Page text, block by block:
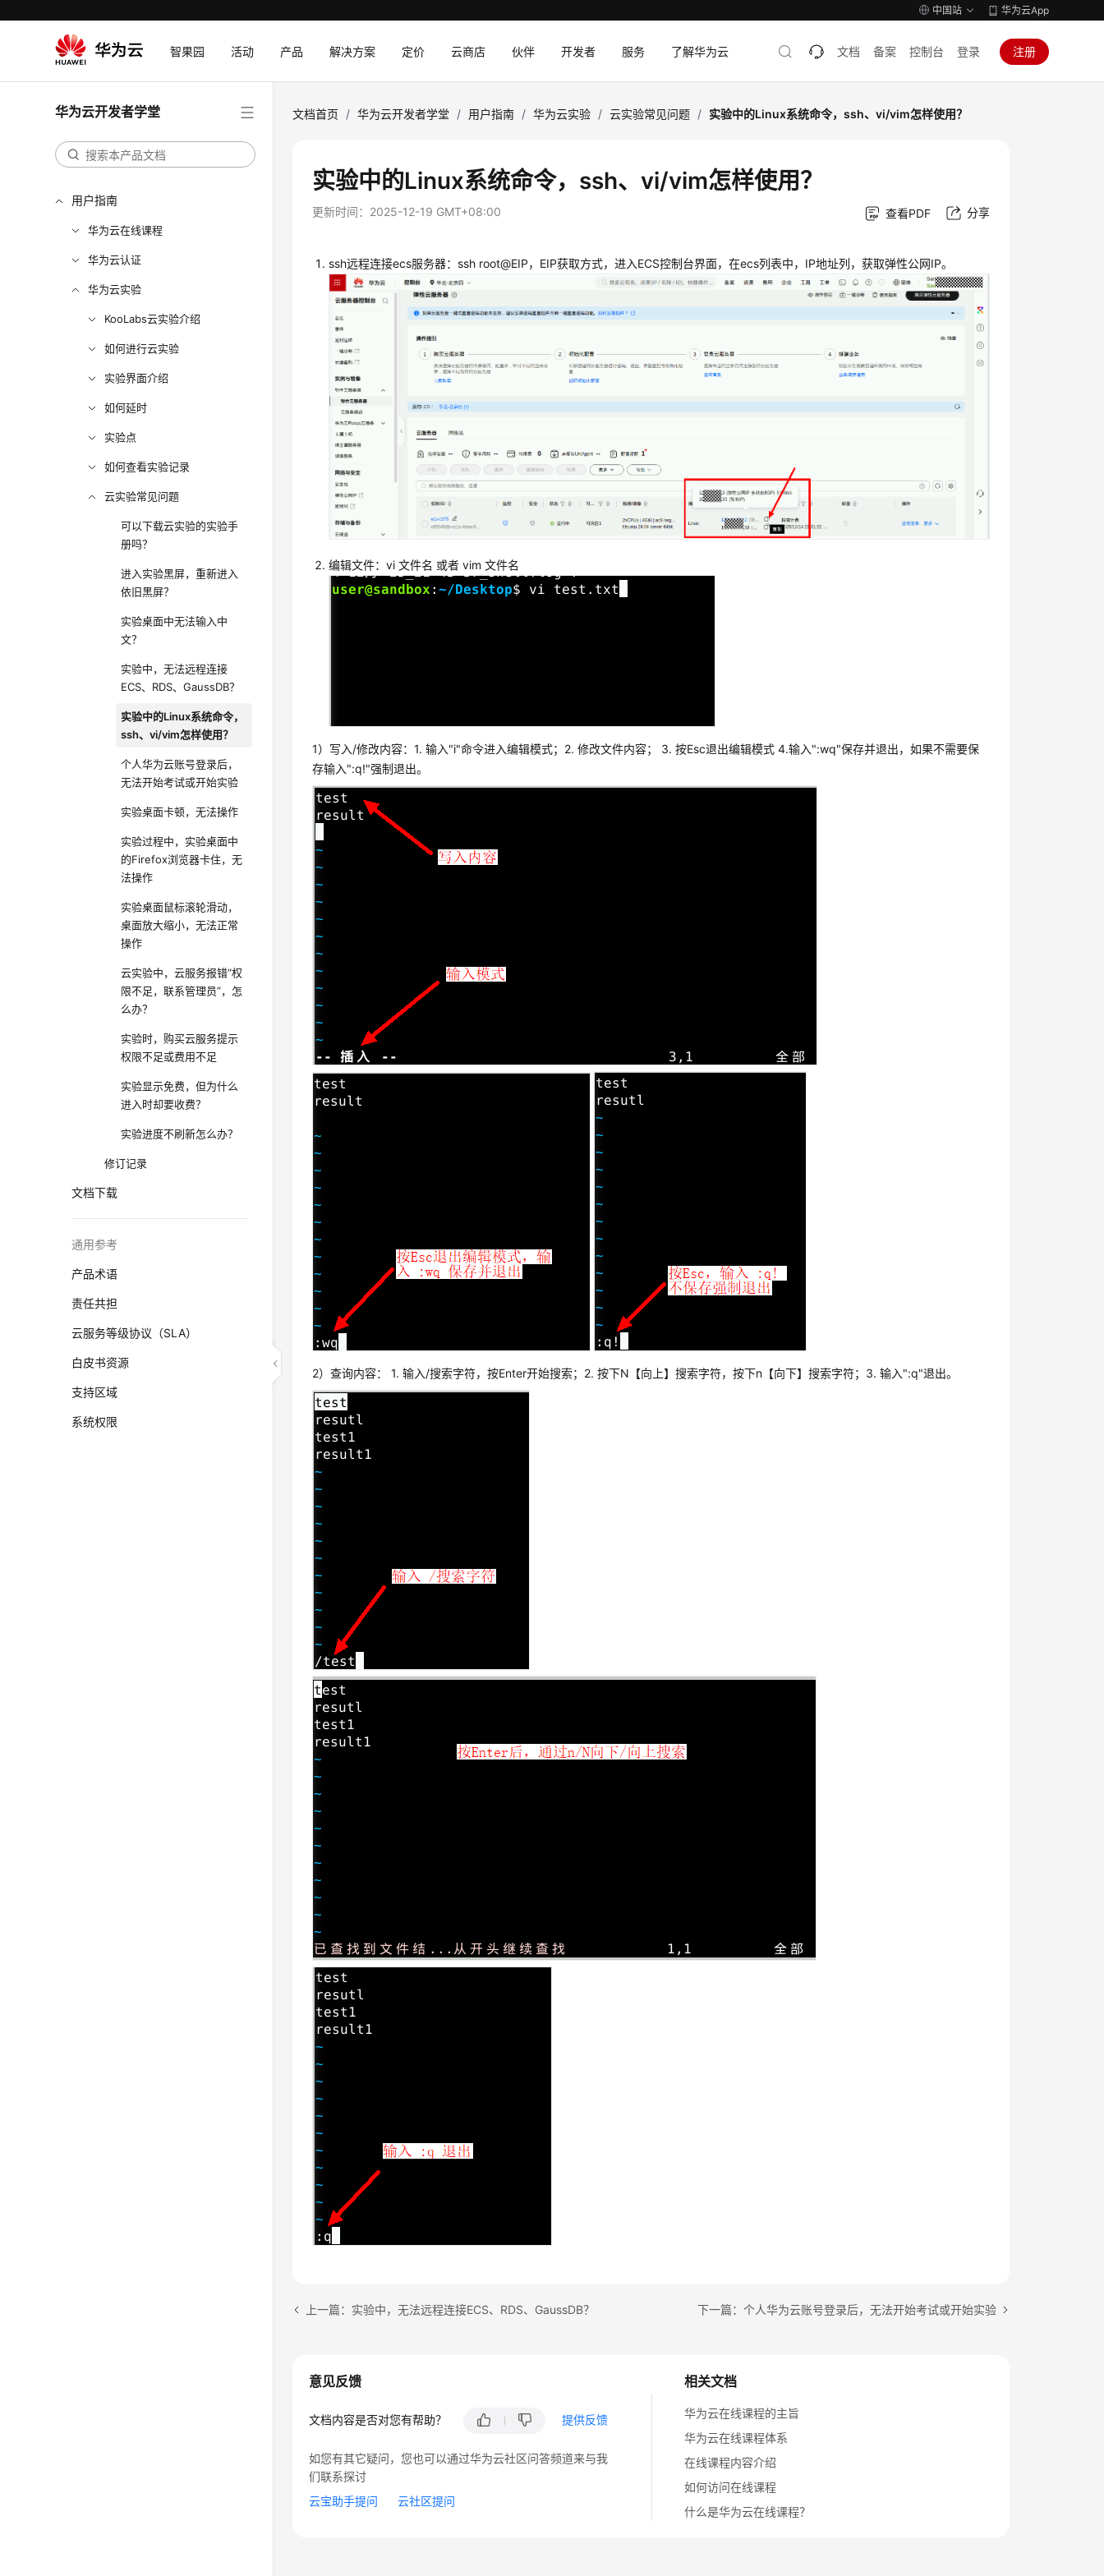
中国站 华为云App
智果园 活动 产品 解决方案 定价 云商店 伙伴 开发者 服务 了解华为云 文档 备案 控制台 登录 注册
华为云开发者学堂
用户指南
华为云在线课程
华为云认证
华为云实验
KooLabs云实验介绍
如何进行云实验
实验界面介绍
如何延时
实验点
如何查看实验记录
云实验常见问题
可以下载云实验的实验手
册吗？
进入实验黑屏，重新进入
依旧黑屏？
实验桌面中无法输入中
文？
实验中，无法远程连接
ECS、RDS、GaussDB？
实验中的Linux系统命令，
ssh、vi/vim怎样使用？
个人华为云账号登录后，
无法开始考试或开始实验
实验桌面卡顿，无法操作
实验过程中，实验桌面中
的Firefox浏览器卡住，无
法操作
实验桌面鼠标滚轮滑动，
桌面放大缩小，无法正常
操作
云实验中，云服务报错“权
限不足，联系管理员”，怎
么办？
实验时，购买云服务提示
权限不足或费用不足
实验显示免费，但为什么
进入时却要收费？
实验进度不刷新怎么办？
修订记录
文档下载
通用参考
产品术语
责任共担
云服务等级协议（SLA）
白皮书资源
支持区域
系统权限
文档首页 / 华为云开发者学堂 / 用户指南 / 华为云实验 / 云实验常见问题 / 实验中的Linux系统命令，ssh、vi/vim怎样使用？
实验中的Linux系统命令，ssh、vi/vim怎样使用？
更新时间： 2025-12-19 GMT+08:00 查看PDF 分享
ssh远程连接ecs服务器：ssh root@EIP，EIP获取方式，进入ECS控制台界面，在ecs列表中，IP地址列，获取弹性公网IP。
编辑文件：vi 文件名 或者 vim 文件名
1）写入/修改内容：1. 输入"i"命令进入编辑模式；2. 修改文件内容； 3. 按Esc退出编辑模式 4.输入":wq"保存并退出，如果不需要保
存输入":q!"强制退出。
2）查询内容： 1. 输入/搜索字符，按Enter开始搜索；2. 按下N【向上】搜索字符，按下n【向下】搜索字符；3. 输入":q"退出。
上一篇：实验中，无法远程连接ECS、RDS、GaussDB？ 下一篇：个人华为云账号登录后，无法开始考试或开始实验
相关文档
华为云在线课程的主旨
华为云在线课程体系
在线课程内容介绍
如何访问在线课程
什么是华为云在线课程？
意见反馈
文档内容是否对您有帮助？ 提供反馈
如您有其它疑问，您也可以通过华为云社区问答频道来与我
们联系探讨
云宝助手提问
云社区提问